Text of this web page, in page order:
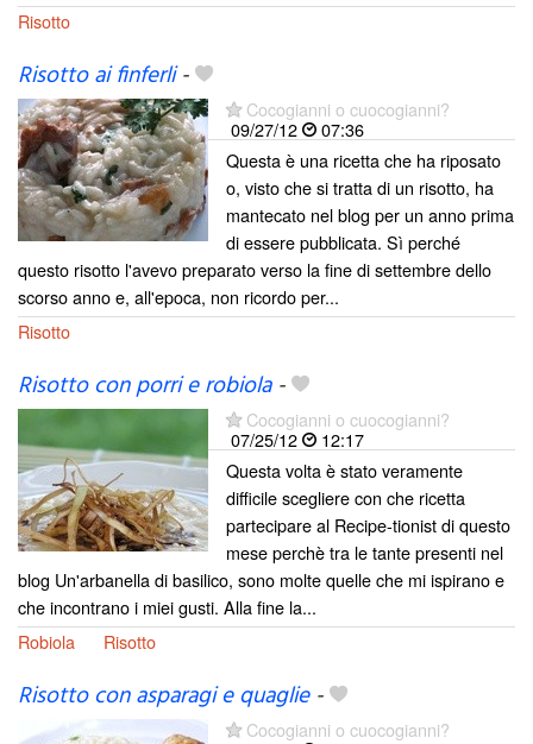
Risotto
Risotto ai finferli-
Cocogianni o cuocogianni?
09/27/12
07:36
Questa è una ricetta che ha riposato
o, visto che si tratta di un risotto, ha
mantecato nel blog per un anno prima
di essere pubblicata. Sì perché
questo risotto l'avevo preparato verso la fine di settembre dello
scorso anno e, all'epoca, non ricordo per...
Risotto
Risotto con porri e robiola-
Cocogianni o cuocogianni?
07/25/12
12:17
Questa volta è stato veramente
difficile scegliere con che ricetta
partecipare al Recipe-tionist di questo
mese perchè tra le tante presenti nel
blog Un'arbanella di basilico, sono molte quelle che mi ispirano e
che incontrano i miei gusti. Alla fine la...
Robiola
Risotto
Risotto con asparagi e quaglie-
Cocogianni o cuocogianni?